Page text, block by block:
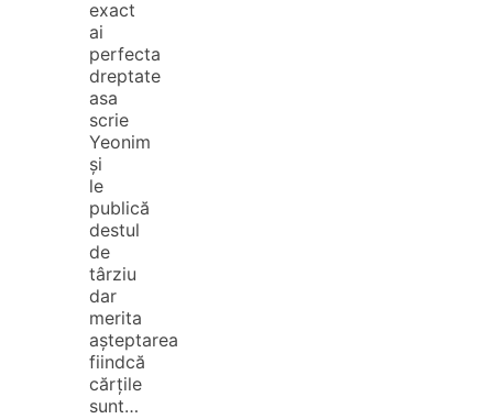
exact
ai
perfecta
dreptate
asa
scrie
Yeonim
și
le
publică
destul
de
târziu
dar
merita
așteptarea
fiindcă
cărțile
sunt…